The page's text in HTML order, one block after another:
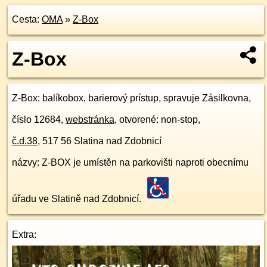
Cesta: OMA» Z-Box
Z-Box
Z-Box: balíkobox, barierový prístup, spravuje Zásilkovna,
číslo 12684, webstránka, otvorené: non-stop,
č.d.38, 517 56 Slatina nad Zdobnicí
názvy: Z-BOX je umístěn na parkovišti naproti obecnímu
úřadu ve Slatině nad Zdobnicí.
Extra: